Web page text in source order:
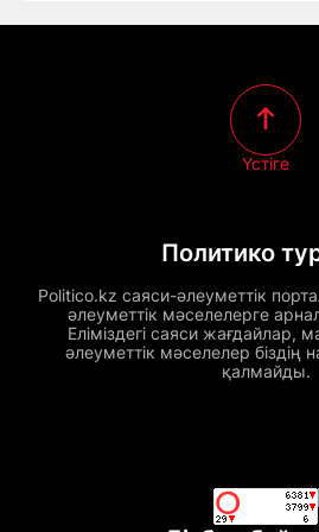
Политико
Politico.kz саяси-әлеуметтік
әлеуметтік мәселелерге
Еліміздегі саяси жағдайлар,
әлеуметтік мәселелер
қалмайды.
Үстіге